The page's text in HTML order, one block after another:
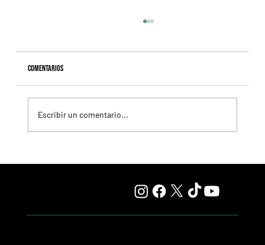
Comentarios
Escribir un comentario...